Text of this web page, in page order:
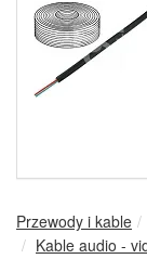
Przewody i kable
Kable audio -